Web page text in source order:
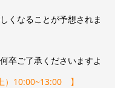
くなることが予想されま
卒ご了承くださいますよ
10:00~13:00 】